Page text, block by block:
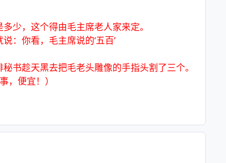
少，这个得由毛主席老人家来定。
：你看，毛主席说的‘五百’
书趁天黑去把毛老头雕像的手指头割了三个。
，便宜！）